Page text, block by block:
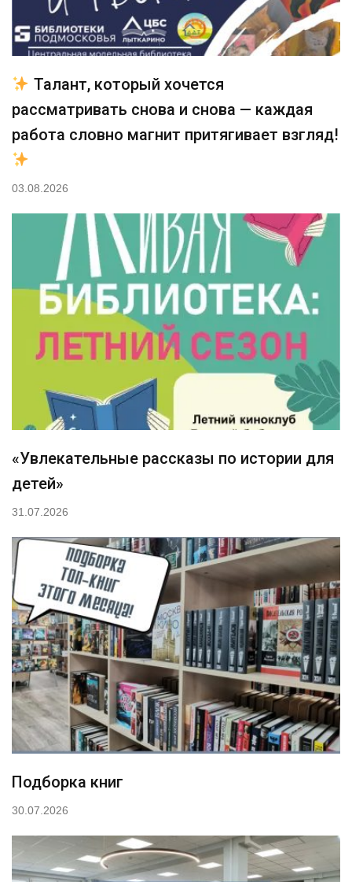
Талант, который хочется
рассматривать снова и снова — каждая
работа словно магнит притягивает взгляд!
03.08.2026
«Увлекательные рассказы по истории для
детей»
31.07.2026
Подборка книг
30.07.2026